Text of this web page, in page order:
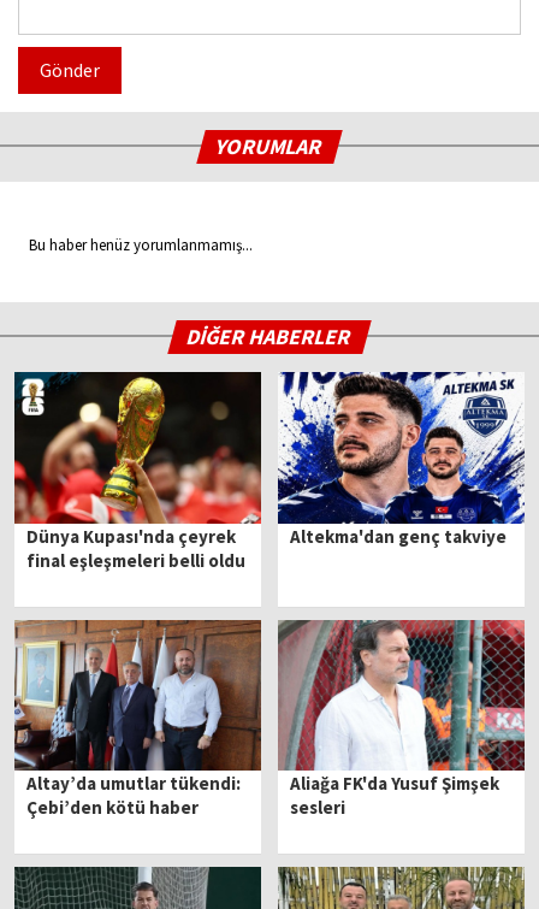
Gönder
YORUMLAR
Bu haber henüz yorumlanmamış...
DİĞER HABERLER
Dünya Kupası'nda çeyrek
final eşleşmeleri belli oldu
Altekma'dan genç takviye
Altay’da umutlar tükendi:
Çebi’den kötü haber
Aliağa FK'da Yusuf Şimşek
sesleri